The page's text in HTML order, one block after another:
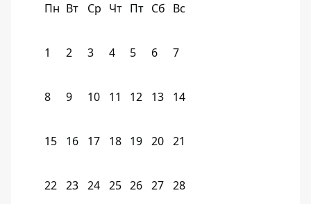
Пн Вт Ср Чт Пт Сб Вс
1 2 3 4 5 6 7
8 9 10 11 12 13 14
15 16 17 18 19 20 21
22 23 24 25 26 27 28